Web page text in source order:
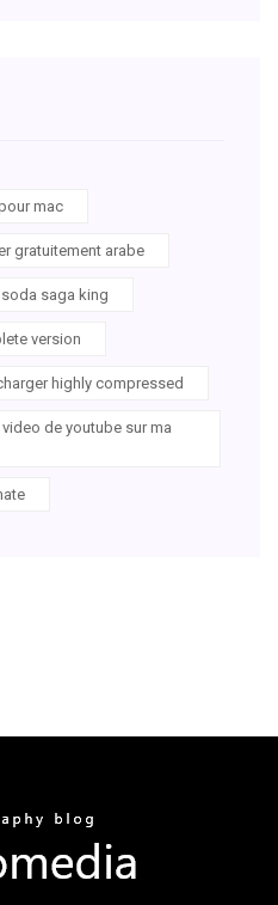
mac
gratuitement arabe
saga king
version
highly compressed
de youtube sur ma